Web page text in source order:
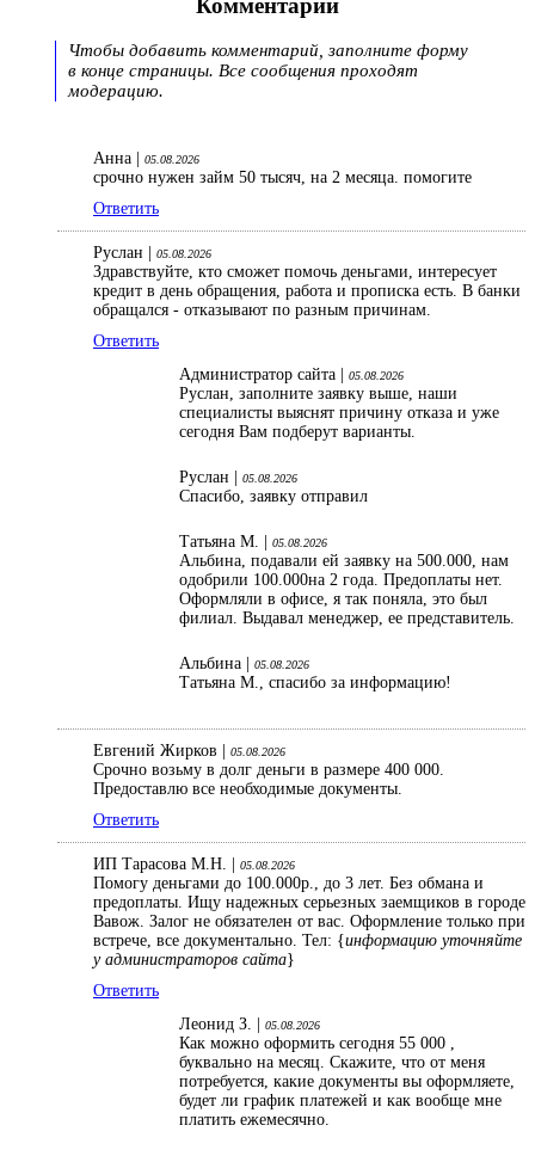
Чтобы добавить комментарий, заполните форму
в конце страницы. Все сообщения проходят
модерацию.
Анна | 05.08.2026
срочно нужен займ 50 тысяч, на 2 месяца. помогите
Ответить
Руслан | 05.08.2026
Здравствуйте, кто сможет помочь деньгами, интересует
кредит в день обращения, работа и прописка есть. В банки
обращался - отказывают по разным причинам.
Ответить
Администратор сайта |
05.08.2026
Руслан, заполните заявку выше, наши
специалисты выяснят причину отказа и уже
сегодня Вам подберут варианты.
Руслан | 05.08.2026
Спасибо, заявку отправил
Татьяна М. | 05.08.2026
Альбина, подавали ей заявку на 500.000, нам
одобрили 100.000на 2 года. Предоплаты нет.
Оформляли в офисе, я так поняла, это был
филиал. Выдавал менеджер, ее представитель.
Альбина | 05.08.2026
Татьяна М., спасибо за информацию!
Евгений Жирков | 05.08.2026
Срочно возьму в долг деньги в размере 400 000.
Предоставлю все необходимые документы.
Ответить
ИП Тарасова М.Н. | 05.08.2026
Помогу деньгами до 100.000р., до 3 лет. Без обмана и
предоплаты. Ищу надежных серьезных заемщиков в городе
Вавож. Залог не обязателен от вас. Оформление только при
встрече, все документально. Тел: {информацию уточняйте
у администраторов сайта}
Ответить
Леонид З. |
05.08.2026
Как можно оформить сегодня 55 000 ,
буквально на месяц. Скажите, что от меня
потребуется, какие документы вы оформляете,
будет ли график платежей и как вообще мне
платить ежемесячно.